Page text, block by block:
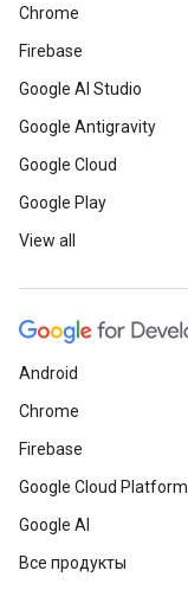
Chrome
Firebase
Google AI Studio
Google Antigravity
Google Cloud
Google Play
View all
Android
Chrome
Firebase
Google Cloud Platform
Google AI
Все продукты